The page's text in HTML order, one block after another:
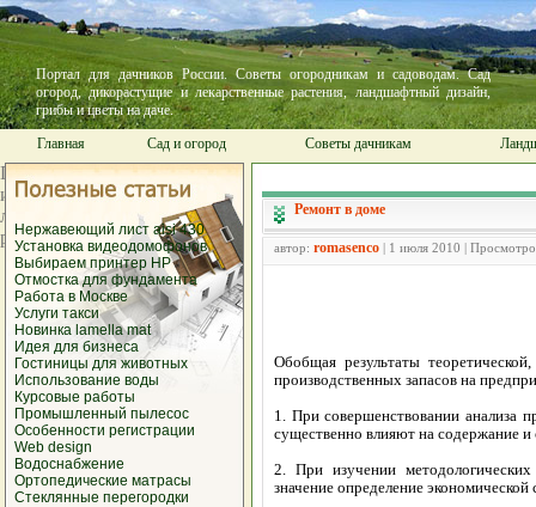
Портал для дачников России. Советы огородникам и садоводам. Сад
огород, дикорастущие и лекарственные растения, ландшафтный дизайн,
грибы и цветы на даче.
Главная
Сад и огород Советы дачникам
Нержавеющий лист aisi 430
Установка видеодомофонов
Выбираем принтер HP
Отмостка для фундамента
Работа в Москве
Услуги такси
Новинка lamella mat
Идея для бизнеса
Гостиницы для животных
Использование воды
Курсовые работы
Промышленный пылесос
Особенности регистрации
Web design
Водоснабжение
Ортопедические матрасы
Стеклянные перегородки
Ремонт в доме
автор: romasenco | 1 июля 2010 |
Обобщая результаты
производственных запасов на
1. При совершенствовании анализа
существенно влияют на содержание и
2. При изучении
значение определение